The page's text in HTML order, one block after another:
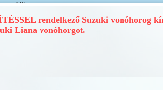
Vitara
rendelkező Suzuki vonóhorog
Liana vonóhorgot.